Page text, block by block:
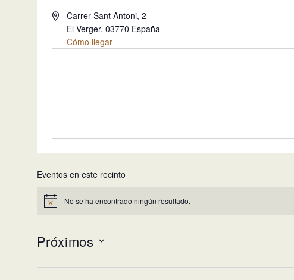
Dirección
Carrer Sant Antoni, 2
El Verger, 03770 España
Cómo llegar
Eventos en este recinto
Aviso No se ha encontrado ningún resultado.
Próximos